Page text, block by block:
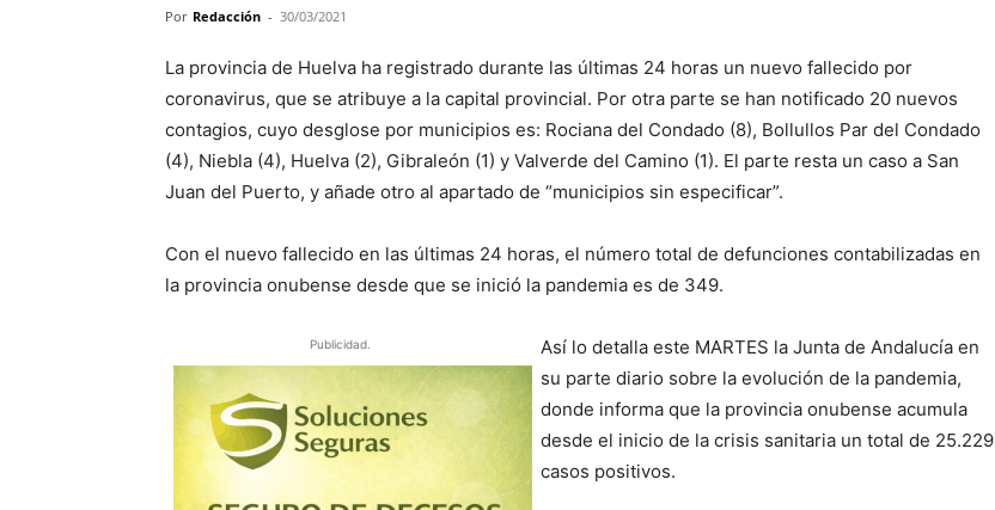
Por Redacción - 30/03/2021
La provincia de Huelva ha registrado durante las últimas 24 horas un nuevo fallecido por
coronavirus, que se atribuye a la capital provincial. Por otra parte se han notificado 20 nuevos
contagios, cuyo desglose por municipios es: Rociana del Condado (8), Bollullos Par del Condado
(4), Niebla (4), Huelva (2), Gibraleón (1) y Valverde del Camino (1). El parte resta un caso a San
Juan del Puerto, y añade otro al apartado de “municipios sin especificar”.
Con el nuevo fallecido en las últimas 24 horas, el número total de defunciones contabilizadas en
la provincia onubense desde que se inició la pandemia es de 349.
Publicidad.
Así lo detalla este MARTES la Junta de Andalucía en
su parte diario sobre la evolución de la pandemia,
donde informa que la provincia onubense acumula
desde el inicio de la crisis sanitaria un total de 25.229
casos positivos.